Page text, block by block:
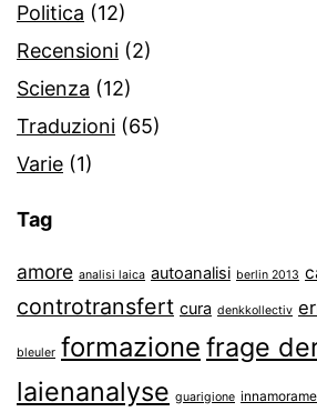
Politica (12)
Recensioni (2)
Scienza (12)
Traduzioni (65)
Varie (1)
Tag
amore analisi laica autoanalisi berlin 2013
controtransfert cura denkkollectiv
bleuler formazione frage
laienanalyse guarigione